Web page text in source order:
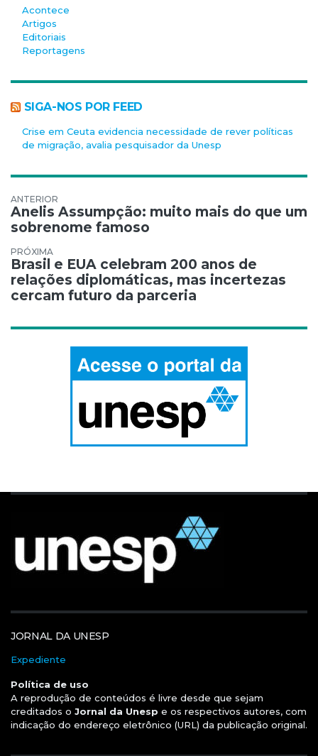
Acontece
Artigos
Editoriais
Reportagens
SIGA-NOS POR FEED
Crise em Ceuta evidencia necessidade de rever políticas
de migração, avalia pesquisador da Unesp
Navegação de Post
Anelis Assumpção: muito mais do que um
sobrenome famoso
Brasil e EUA celebram 200 anos de
relações diplomáticas, mas incertezas
cercam futuro da parceria
JORNAL DA UNESP
Expediente
Política de uso
A reprodução de conteúdos é livre desde que sejam
creditados o Jornal da Unesp e os respectivos autores, com
indicação do endereço eletrônico (URL) da publicação original.